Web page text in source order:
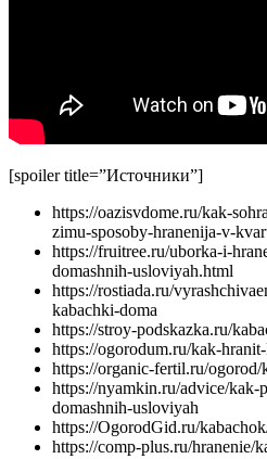
[spoiler title=”Источники”]
https://oazisvdome.ru/kak-
zimu-sposoby-hranenija-v-
https://fruitree.ru/uborka-i-
domashnih-usloviyah.html
https://rostiada.ru/
kabachki-doma
https://stroy-podskazka.ru/
https://ogorodum.ru/kak-
https://organic-fertil.ru/
https://nyamkin.ru/advice/
domashnih-usloviyah
https://OgorodGid.ru/
https://comp-plus.ru/hranenie/